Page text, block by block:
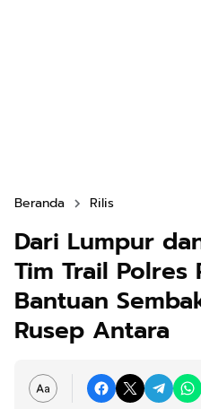
Beranda Rilis
Dari Lumpur
Tim Trail Polres
Bantuan
Rusep Antara